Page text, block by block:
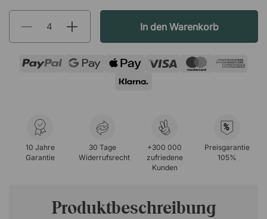
In den Warenkorb
10 Jahre
Garantie
30 Tage
Widerrufsrecht
+300 000
zufriedene
Kunden
%
Preisgarantie
105%
Produktbeschreibung